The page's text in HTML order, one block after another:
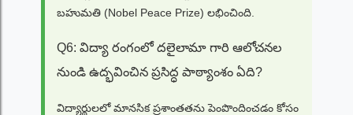
బహుమతి (Nobel Peace Prize) లభించింది.
Q6: విద్యా రంగంలో దలైలామా గారి ఆలోచనల
నుండి ఉద్భవించిన ప్రసిద్ధ పాఠ్యాంశం ఏది?
విద్యార్థులలో మానసిక ప్రశాంతతను పెంపొందించడం కోసం